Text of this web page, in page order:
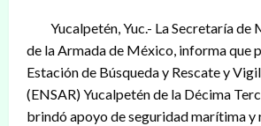
Yucalpetén, Yuc.- La Secretaría de
de la Armada de México, informa que
Estación de Búsqueda y Rescate y
(ENSAR) Yucalpetén de la Décima
brindó apoyo de seguridad marítima y